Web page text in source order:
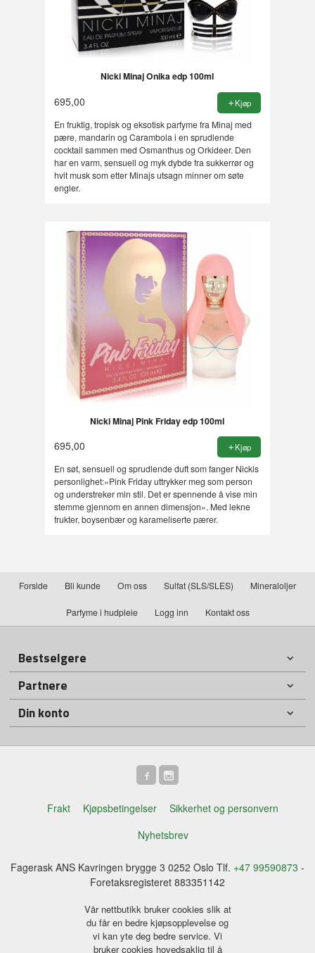
Nicki Minaj Onika edp 100ml
695,00 Kjøp
En fruktig, tropisk og eksotisk parfyme fra Minaj med
pære, mandarin og Carambola i en sprudlende
cocktail sammen med Osmanthus og Orkideer. Den
har en varm, sensuell og myk dybde fra sukkerrør og
hvit musk som etter Minajs utsagn minner om søte
engler.
Nicki Minaj Pink Friday edp 100ml
695,00 Kjøp
En søt, sensuell og sprudlende duft som fanger Nickis
personlighet:«Pink Friday uttrykker meg som person
og understreker min stil. Det er spennende å vise min
stemme gjennom en annen dimensjon». Med lekne
frukter, boysenbær og karameliserte pærer.
Forside Bli kunde Om oss Sulfat (SLS/SLES) Mineraloljer
Parfyme i hudpleie Logg inn Kontakt oss
Bestselgere
Partnere
Din konto
Frakt Kjøpsbetingelser
Sikkerhet og personvern
Nyhetsbrev
Fagerask ANS Kavringen brygge 3 0252 Oslo Tlf. +47 99590873 -
Foretaksregisteret 883351142
Vår nettbutikk bruker cookies slik at
du får en bedre kjøpsopplevelse og
vi kan yte deg bedre service. Vi
bruker cookies hovedsaklig til å